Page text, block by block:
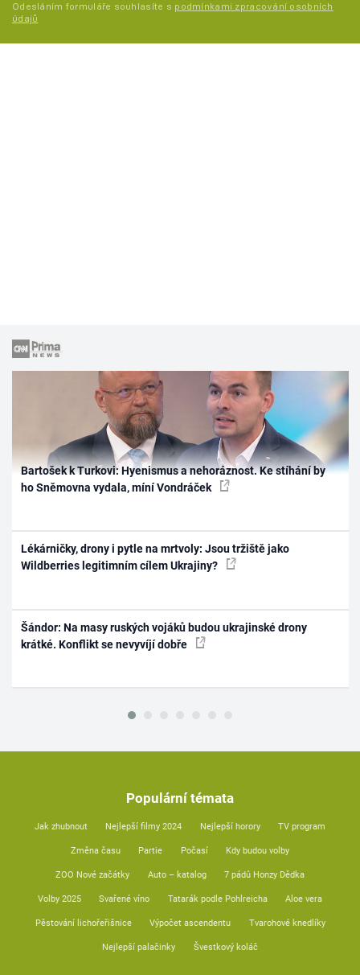
Odesláním formuláře souhlasíte s podmínkami zpracování osobních
údajů
Bartošek k Turkovi: Hyenismus a nehoráznost. Ke stíhání by
ho Sněmovna vydala, míní Vondráček
Lékárničky, drony i pytle na mrtvoly: Jsou tržiště jako
Wildberries legitimním cílem Ukrajiny?
Šándor: Na masy ruských vojáků budou ukrajinské drony
krátké. Konflikt se nevyvíjí dobře
Populární témata
Jak zhubnout Nejlepší filmy 2024 Nejlepší horory TV program
Změna času Partie Počasí Kdy budou volby
ZOO Nové začátky Auto – katalog 7 pádů Honzy Dědka
Volby 2025 Svařené víno Tatarák podle Pohlreicha Aloe vera
Pěstování lichořeřišnice Výpočet ascendentu Tvarohové knedlíky
Nejlepší palačinky Švestkový koláč